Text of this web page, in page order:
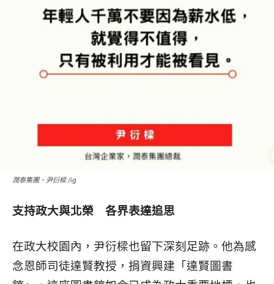
潤泰集團、尹衍樑 /ig
支持政大與北榮 各界表達追思
在政大校園內，尹衍樑也留下深刻足跡。他為感
念恩師司徒達賢教授，捐資興建「達賢圖書